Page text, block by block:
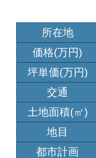
所在地
価格(万円)
坪単価(万円)
交通
土地面積(㎡)
地目
都市計画